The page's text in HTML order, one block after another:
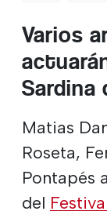
Varios
Sardina
Matias
Roseta,
Pontapés
del